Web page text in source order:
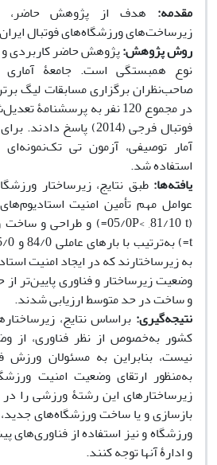
مقدمه: هدف از پژوهش حاضر،
زیرساخت‌های ورزشگاه‌های فوتبال ایران
روش پژوهش:پژوهش حاضر کاربردی
نوع همبستگی است. جامعۀ
صاحب‌نظران برگزاری مسابقات لیگ
در مجموع 120 نفر به
فوتبال فرجی (2014) پاسخ
آمار توصیفی، آزمون تی
استفاده شد.
یافته‌ها:
عوامل مهم تأمین امنیت
به زیرساختارند که در ایجاد امنیت
وضعیت زیرساختار و فناوری پایین‌تر
و ساخت در حد متوسط ارزیابی شدند.
نتیجه‌گیری: براساس نتایج،
کشور به‌خصوص از نظر فناوری، از
نیست، بنابراین به مسئولان ورزش
به‌منظور ارتقای وضعیت امنیت
زیرساختارهای این رشتۀ ورزشی را
بازسازی و یا ساخت ورزشگاه‌های
ورزشگاه و نیز استفاده از
و ادارۀ آنها توجه کنند.